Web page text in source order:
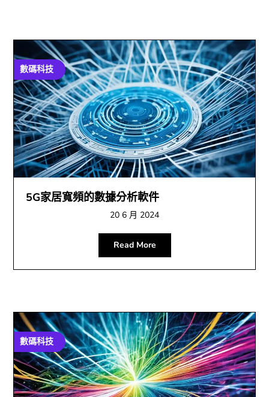
數碼科技
5G家居寬頻的數據分析軟件
20 6 月 2024
Read More
數碼科技